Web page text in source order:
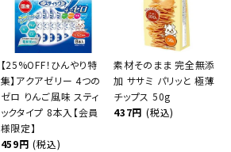
【25%OFF！ひんやり特
集】アクアゼリー 4つの
ゼロ りんご風味 スティ
ックタイプ 8本入【会員
様限定】
459円 (税込)
素材そのまま 完全無添
加 ササミ パリッと 極薄
チップス 50g
437円 (税込)